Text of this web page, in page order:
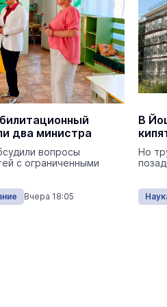
26 августа 19:00
два министра
вопросы
с ограниченными
Вчера 18:05
В
Но
Экология